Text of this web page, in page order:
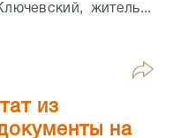
житель...
из
на